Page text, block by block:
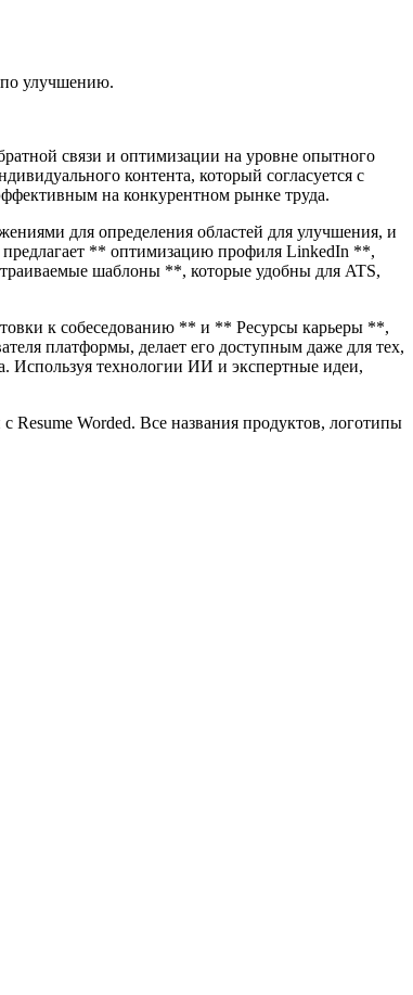
улучшению.
связи и оптимизации на уровне опытного
контента, который согласуется с
на конкурентном рынке труда.
для определения областей для улучшения, и
** оптимизацию профиля LinkedIn **,
шаблоны **, которые удобны для ATS,
к собеседованию ** и ** Ресурсы карьеры **,
платформы, делает его доступным даже для тех,
Используя технологии ИИ и экспертные идеи,
Resume Worded. Все названия продуктов, логотипы